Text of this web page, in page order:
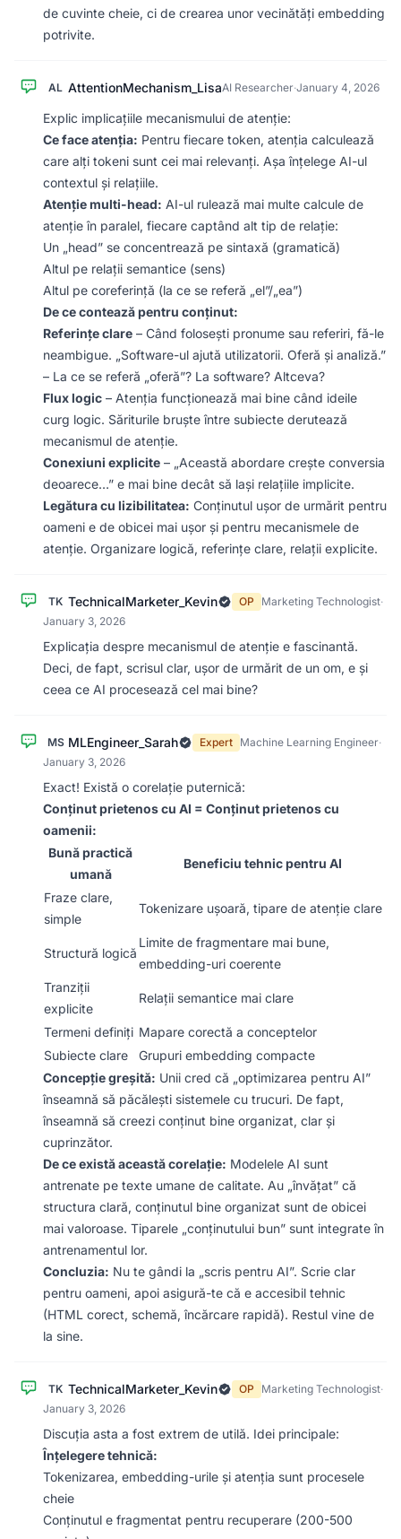
de cuvinte cheie, ci de crearea unor vecinătăți embedding
potrivite.
AL AttentionMechanism_LisaAI Researcher·January 4, 2026
Explic implicațiile mecanismului de atenție:
Ce face atenția: Pentru fiecare token, atenția calculează
care alți tokeni sunt cei mai relevanți. Așa înțelege AI-ul
contextul și relațiile.
Atenție multi-head: AI-ul rulează mai multe calcule de
atenție în paralel, fiecare captând alt tip de relație:
Un „head” se concentrează pe sintaxă (gramatică)
Altul pe relații semantice (sens)
Altul pe coreferință (la ce se referă „el”/„ea”)
De ce contează pentru conținut:
Referințe clare – Când folosești pronume sau referiri, fă-le
neambigue. „Software-ul ajută utilizatorii. Oferă și analiză.”
– La ce se referă „oferă”? La software? Altceva?
Flux logic – Atenția funcționează mai bine când ideile
curg logic. Săriturile bruște între subiecte derutează
mecanismul de atenție.
Conexiuni explicite – „Această abordare crește conversia
deoarece…” e mai bine decât să lași relațiile implicite.
Legătura cu lizibilitatea: Conținutul ușor de urmărit pentru
oameni e de obicei mai ușor și pentru mecanismele de
atenție. Organizare logică, referințe clare, relații explicite.
TK TechnicalMarketer_Kevin OP Marketing Technologist·
January 3, 2026
Explicația despre mecanismul de atenție e fascinantă.
Deci, de fapt, scrisul clar, ușor de urmărit de un om, e și
ceea ce AI procesează cel mai bine?
MS MLEngineer_Sarah Expert Machine Learning Engineer·
January 3, 2026
Exact! Există o corelație puternică:
Conținut prietenos cu AI = Conținut prietenos cu
oamenii:
Bună practică
umană
Beneficiu tehnic pentru AI
Fraze clare,
simple
Tokenizare ușoară, tipare de atenție clare
Structură logică
Limite de fragmentare mai bune,
embedding-uri coerente
Tranziții
explicite
Relații semantice mai clare
Termeni definiți Mapare corectă a conceptelor
Subiecte clare
Grupuri embedding compacte
Concepție greșită: Unii cred că „optimizarea pentru AI”
înseamnă să păcălești sistemele cu trucuri. De fapt,
înseamnă să creezi conținut bine organizat, clar și
cuprinzător.
De ce există această corelație: Modelele AI sunt
antrenate pe texte umane de calitate. Au „învățat” că
structura clară, conținutul bine organizat sunt de obicei
mai valoroase. Tiparele „conținutului bun” sunt integrate în
antrenamentul lor.
Concluzia: Nu te gândi la „scris pentru AI”. Scrie clar
pentru oameni, apoi asigură-te că e accesibil tehnic
(HTML corect, schemă, încărcare rapidă). Restul vine de
la sine.
TK TechnicalMarketer_Kevin OP Marketing Technologist·
January 3, 2026
Discuția asta a fost extrem de utilă. Idei principale:
Înțelegere tehnică:
Tokenizarea, embedding-urile și atenția sunt procesele
cheie
Conținutul e fragmentat pentru recuperare (200-500